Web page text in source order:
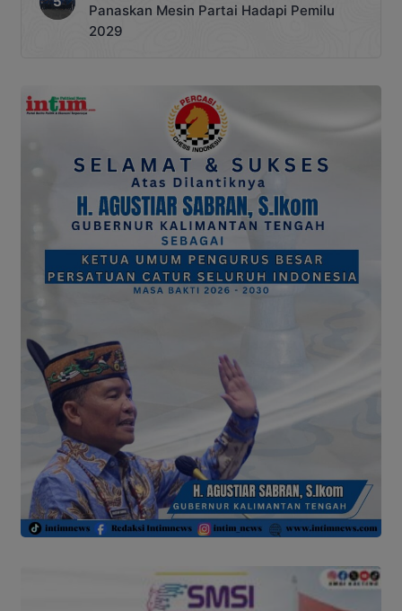
Panaskan Mesin Partai Hadapi Pemilu
2029